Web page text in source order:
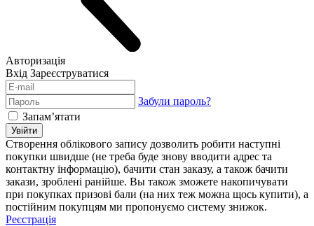
Авторизація
Вхід Зареєструватися
Забули пароль?
Запам’ятати
Увійти
Створення облікового запису дозволить робити наступні
покупки швидше (не треба буде знову вводити адрес та
контактну інформацію), бачити стан заказу, а також бачити
закази, зроблені ранійше. Вы також зможете накопичувати
при покупках призові бали (на них теж можна щось купити), а
постійним покупцям ми пропонуємо систему знижок.
Реєстрація